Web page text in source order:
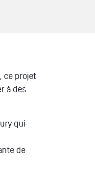
ce projet
à des
qui
de